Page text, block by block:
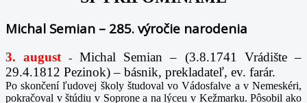
Michal Semian – 285. výročie narodenia
3. august -Michal Semian – (3.8.1741 Vrádište –
29.4.1812 Pezinok) – básnik, prekladateľ, ev. farár.
Po skončení ľudovej školy študoval vo Vádosfalve a v Nemeskéri,
pokračoval v štúdiu v Soprone a na lýceu v Kežmarku. Pôsobil ako